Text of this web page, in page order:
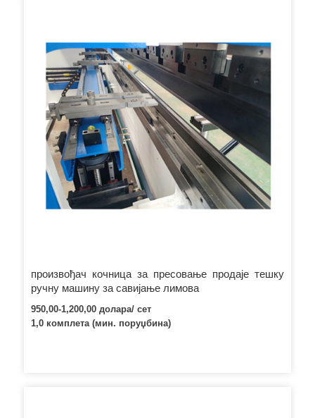
произвођач кочница за пресовање продаје тешку
ручну машину за савијање лимова
950,00-1,200,00 долара/ сет
1,0 комплета (мин. поруџбина)